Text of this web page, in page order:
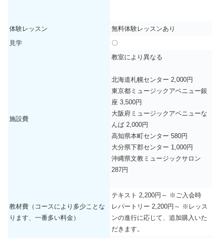
体験レッスン
無料体験レッスンあり
見学
〇
施設費
教室により異なる
北海道札幌センター 2,000円
東京都ミュージックアベニュー銀
座 3,500円
大阪府ミュージックアベニューな
んば 2,000円
高知県本町センター 580円
大分県下郡センター 1,000円
沖縄県文教ミュージックサロン
287円
教材費（コースにより多少ことな
ります、一番多い料金）
テキスト 2,200円～ ※ご入会時
レパートリー 2,200円～ ※レッス
ンの進行に応じて、追加購入いた
だきます。